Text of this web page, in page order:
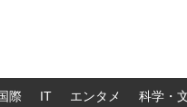
際 IT エンタメ 科学・